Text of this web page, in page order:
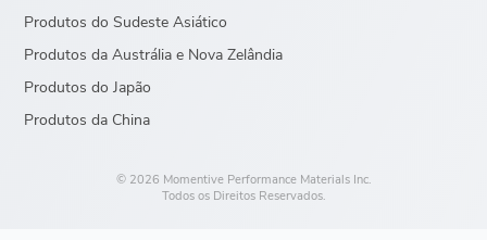
Produtos do Sudeste Asiático
Produtos da Austrália e Nova Zelândia
Produtos do Japão
Produtos da China
© 2026 Momentive Performance Materials Inc.
Todos os Direitos Reservados.